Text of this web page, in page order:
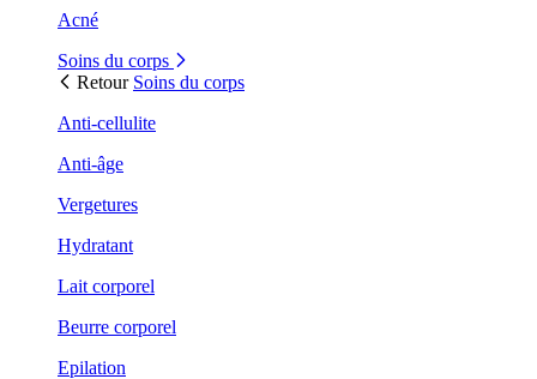
Acné
Soins du corps
Retour Soins du corps
Anti-cellulite
Anti-âge
Vergetures
Hydratant
Lait corporel
Beurre corporel
Epilation